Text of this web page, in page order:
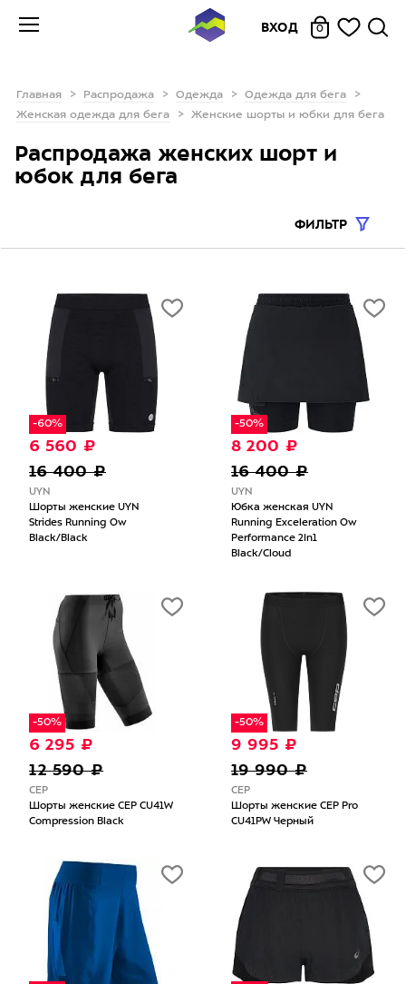
ВХОД 0
Главная Распродажа Одежда
Одежда для бега
Женская одежда для бега
Женские шорты и юбки для бега
Распродажа женских шорт и
юбок для бега
ФИЛЬТР
-60%
6 560 ₽
16 400 ₽
UYN
Шорты женские UYN
Strides Running Ow
Black/Black
-50%
8 200 ₽
16 400 ₽
UYN
Юбка женская UYN
Running Exceleration Ow
Performance 2In1
Black/Cloud
-50%
6 295 ₽
12 590 ₽
CEP
Шорты женские CEP CU41W
Compression Black
-50%
9 995 ₽
19 990 ₽
CEP
Шорты женские CEP Pro
CU41PW Черный